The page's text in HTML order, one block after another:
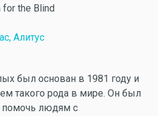
for the Blind
Алитус
был основан в 1981 году и
такого рода в мире. Он был
помочь людям с